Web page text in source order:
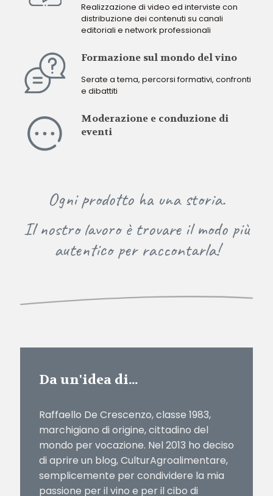
Realizzazione di video ed interviste con
distribuzione dei contenuti su canali
editoriali e network professionali
Formazione sul mondo del vino
Serate a tema, percorsi formativi, confronti
e dibattiti
Moderazione e conduzione di
eventi
Ogni prodotto ha una storia.
Il nostro lavoro è trovare il modo più
autentico per raccontarla!
Da un'idea di...
Raffaello De Crescenzo, classe 1983,
marchigiano di origine, cittadino del
mondo per vocazione. Nel 2013 ho deciso
di aprire un blog, CulturAgroalimentare,
semplicemente per condividere la mia
passione per il vino e per il cibo di